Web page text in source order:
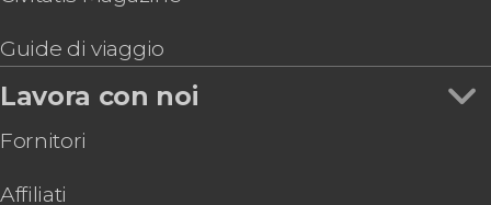
Guide di viaggio
Lavora con noi
Fornitori
Affiliati